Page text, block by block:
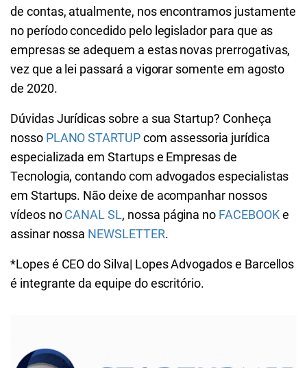
de contas, atualmente, nos encontramos justamente
no período concedido pelo legislador para que as
empresas se adequem a estas novas prerrogativas,
vez que a lei passará a vigorar somente em agosto
de 2020.
Dúvidas Jurídicas sobre a sua Startup? Conheça
nosso PLANO STARTUPcom assessoria jurídica
especializada em Startups e Empresas de
Tecnologia, contando com advogados especialistas
em Startups. Não deixe de acompanhar nossos
vídeos noCANAL SL, nossa página no FACEBOOKe
assinar nossa NEWSLETTER.
*Lopes é CEO do Silva| Lopes Advogados e Barcellos
é integrante da equipe do escritório.